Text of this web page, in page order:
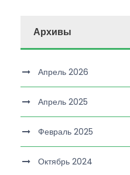
Архивы
Апрель 2026
Апрель 2025
Февраль 2025
Октябрь 2024